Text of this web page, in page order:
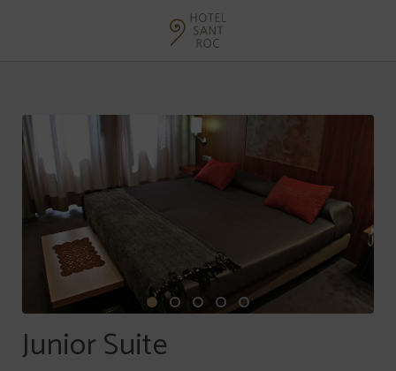
Junior Suite